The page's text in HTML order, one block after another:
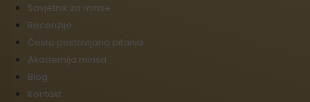
Savjetnik za mirise
Recenzije
Često postavljana pitanja
Akademija mirisa
Blog
Kontakt